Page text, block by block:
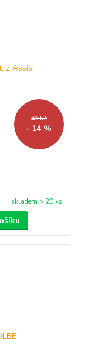
49 Kč
- 14 %
skladem > 20 ks